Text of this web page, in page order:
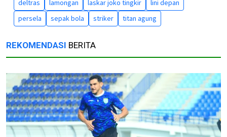
deltras lamongan laskar joko tingkir
lini depan
persela
sepak bola striker titan agung
REKOMENDASI BERITA